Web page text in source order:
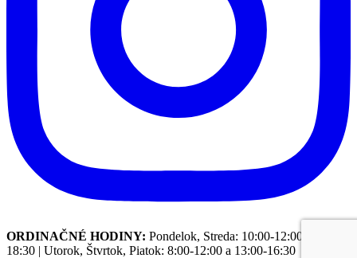
ORDINAČNÉ HODINY: Pondelok, Streda: 10:00-12:00 a 13:00-
18:30 | Utorok, Štvrtok, Piatok: 8:00-12:00 a 13:00-16:30